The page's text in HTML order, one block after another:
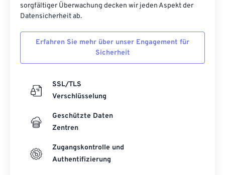
sorgfältiger Überwachung decken wir jeden Aspekt der
Datensicherheit ab.
Erfahren Sie mehr über unser Engagement für
Sicherheit
SSL/TLS
Verschlüsselung
Geschützte Daten
Zentren
Zugangskontrolle und
Authentifizierung